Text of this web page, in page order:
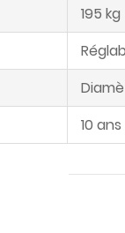
195 kg
10 ans